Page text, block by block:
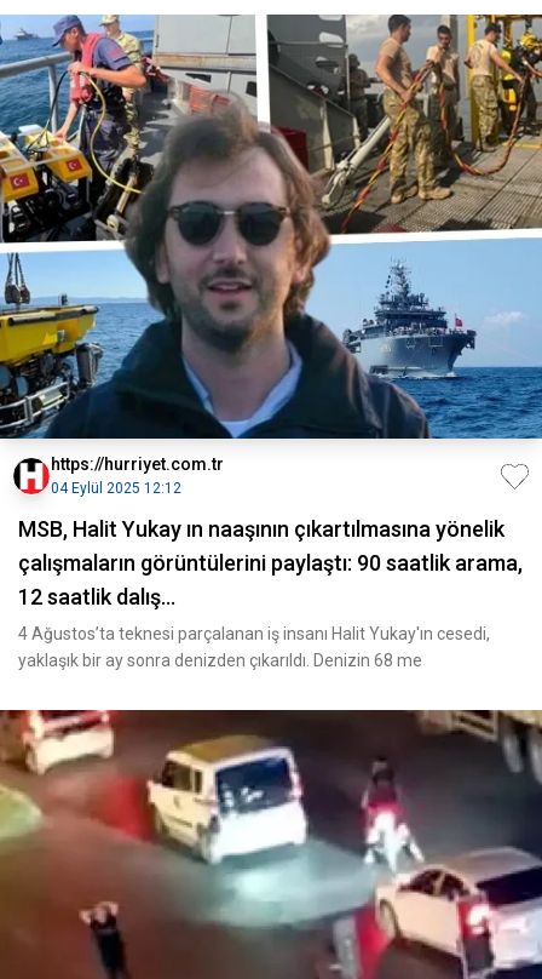
https://hurriyet.com.tr
04 Eylül 2025 12:12
MSB, Halit Yukay ın naaşının çıkartılmasına yönelik
çalışmaların görüntülerini paylaştı: 90 saatlik arama,
12 saatlik dalış...
4 Ağustos’ta teknesi parçalanan iş insanı Halit Yukay'ın cesedi,
yaklaşık bir ay sonra denizden çıkarıldı. Denizin 68 me